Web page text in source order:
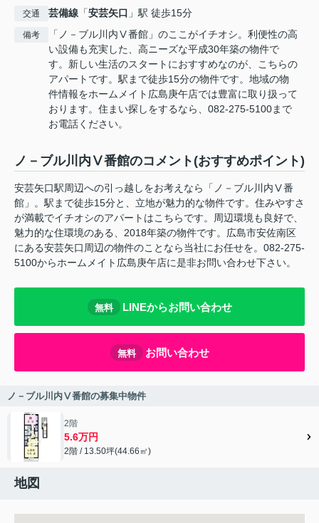
交通 芸備線 「安芸矢口 」駅 徒歩15分
備考
「ノ－ブル川内Ⅴ番館」のここがイチオシ。利便性の高
い設備も充実した、高ニーズな平成30年築の物件で
す。新しい生活のスタートにおすすめなのが、こちらの
アパートです。駅まで徒歩15分の物件です。地域の物
件情報をホームメイト広島庚午店では豊富に取り扱って
おります。住まい探しをするなら、082-275-5100まで
お電話ください。
ノ－ブル川内Ⅴ番館のコメント(おすすめポイント)
安芸矢口駅周辺への引っ越しをお考えなら「ノ－ブル川内Ⅴ番
館」。駅まで徒歩15分と、立地が魅力的な物件です。住みやすさ
が満載でイチオシのアパートはこちらです。周辺環境も良好で、
魅力的な住環境のある、2018年築の物件です。広島市安佐南区
にある安芸矢口周辺の物件のことなら当社にお任せを。082-275-
5100からホームメイト広島庚午店に是非お問い合わせ下さい。
無料 LINEからお問い合わせ
無料 お問い合わせ
ノ－ブル川内Ⅴ番館の募集中物件
2階
5.6万円
2階 / 13.50坪(44.66㎡)
地図